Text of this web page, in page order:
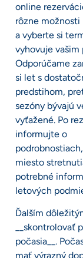
online
rôzne
a vyberte si
vyhovuje vašim
Odporúčame
si let s
predstihom,
sezóny bývajú
vyťažené. Po
informujte o
miesto
potrebné
letových
Ďalším
__skontrolovať
počasia__.
mať výrazný